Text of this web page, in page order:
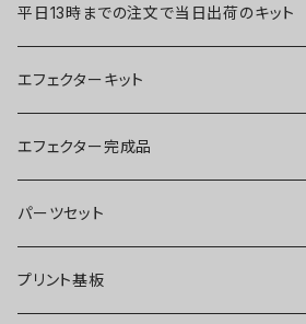
平日13時までの注文で当日出荷のキット
エフェクターキット
ブースター
オーバードライブ
ディストーション
エフェクター完成品
ブースター
オーバードライブ
パーツセット
ブースター
プリント基板